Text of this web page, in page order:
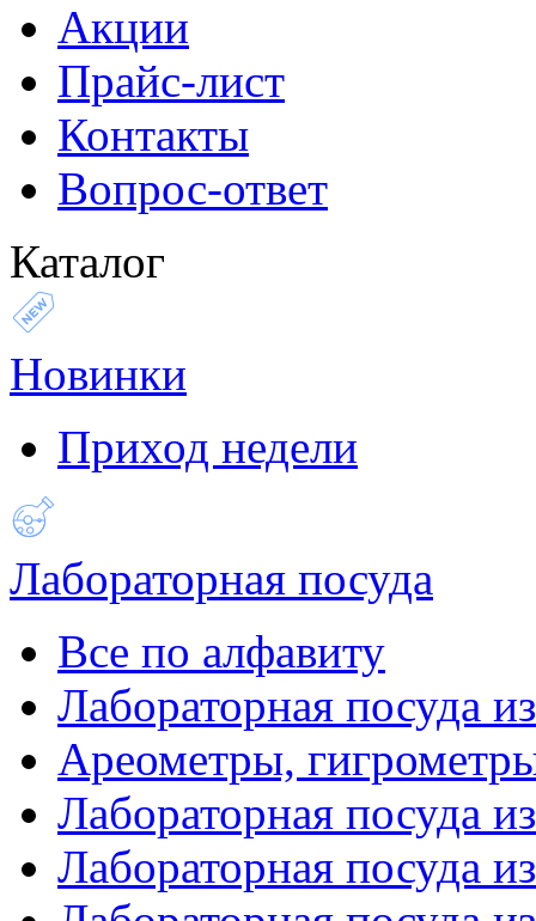
Акции
Прайс-лист
Контакты
Вопрос-ответ
Каталог
Новинки
Приход недели
Лабораторная посуда
Все по алфавиту
Лабораторная посуда
Ареометры,
Лабораторная посуда
Лабораторная посуда